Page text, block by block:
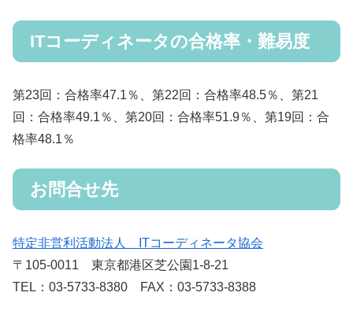
ITコーディネータの合格率・難易度
第23回：合格率47.1％、第22回：合格率48.5％、第21
回：合格率49.1％、第20回：合格率51.9％、第19回：合
格率48.1％
お問合せ先
特定非営利活動法人 ITコーディネータ協会
〒105-0011 東京都港区芝公園1-8-21
TEL：03-5733-8380 FAX：03-5733-8388